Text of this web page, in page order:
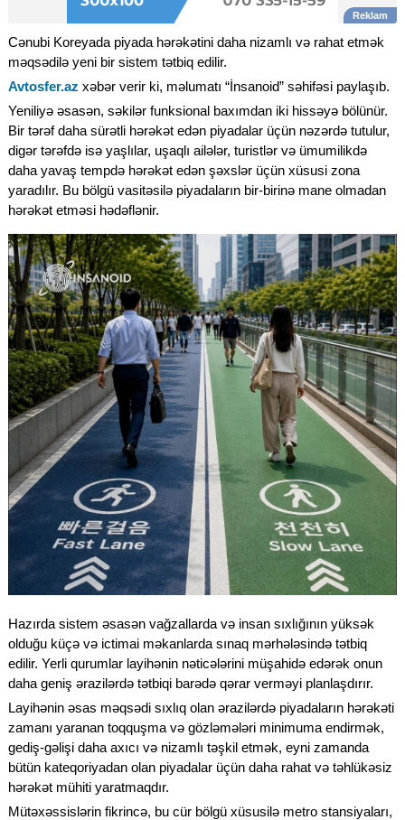
Cənubi Koreyada piyada hərəkətini daha nizamlı və rahat etmək
məqsədilə yeni bir sistem tətbiq edilir.
Avtosfer.az xəbər verir ki, məlumatı “İnsanoid” səhifəsi paylaşıb.
Yeniliyə əsasən, səkilər funksional baxımdan iki hissəyə bölünür.
Bir tərəf daha sürətli hərəkət edən piyadalar üçün nəzərdə tutulur,
digər tərəfdə isə yaşlılar, uşaqlı ailələr, turistlər və ümumilikdə
daha yavaş tempdə hərəkət edən şəxslər üçün xüsusi zona
yaradılır. Bu bölgü vasitəsilə piyadaların bir-birinə mane olmadan
hərəkət etməsi hədəflənir.
Hazırda sistem əsasən vağzallarda və insan sıxlığının yüksək
olduğu küçə və ictimai məkanlarda sınaq mərhələsində tətbiq
edilir. Yerli qurumlar layihənin nəticələrini müşahidə edərək onun
daha geniş ərazilərdə tətbiqi barədə qərar verməyi planlaşdırır.
Layihənin əsas məqsədi sıxlıq olan ərazilərdə piyadaların hərəkəti
zamanı yaranan toqquşma və gözləmələri minimuma endirmək,
gediş-gəlişi daha axıcı və nizamlı təşkil etmək, eyni zamanda
bütün kateqoriyadan olan piyadalar üçün daha rahat və təhlükəsiz
hərəkət mühiti yaratmaqdır.
Mütəxəssislərin fikrincə, bu cür bölgü xüsusilə metro stansiyaları,